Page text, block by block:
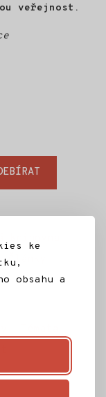
ke
obsahu a
veřejnost.
knihovna
Články